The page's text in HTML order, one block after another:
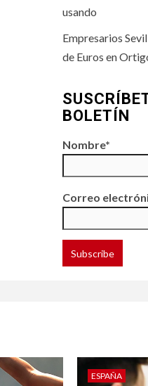
usando
Empresarios
de Euros en
BOLETÍN
Nombre*
Correo
ESPAÑA